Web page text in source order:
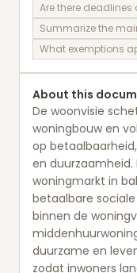
Are there
Summarize the
What exemptions
About this
De woonvisie
woningbouw en
op
en
woningmarkt in
betaalbare
binnen de
duurzame en
zodat inwoners